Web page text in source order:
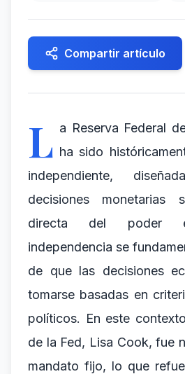
Compartir artículo
L a Reserva Federal
ha sido
independiente,
decisiones monetarias
directa del poder
independencia se
de que las decisiones
tomarse basadas en
políticos. En este
de la Fed, Lisa Cook, fue
mandato fijo, lo que